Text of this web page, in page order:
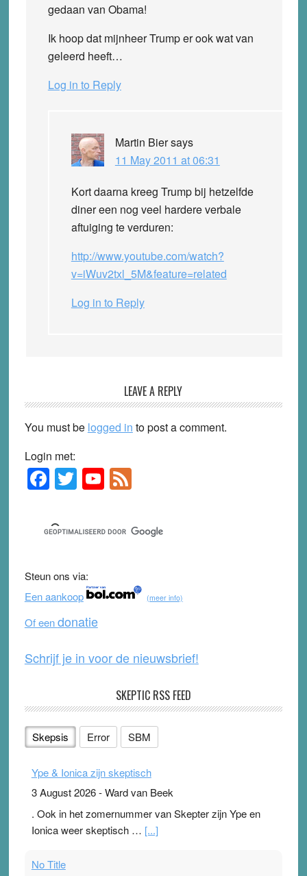
gedaan van Obama!
Ik hoop dat mijnheer Trump er ook wat van
geleerd heeft…
Log in to Reply
Martin Biersays
11 May 2011 at 06:31
Kort daarna kreeg Trump bij hetzelfde
diner een nog veel hardere verbale
aftuiging te verduren:
http://www.youtube.com/watch?
v=iWuv2txl_5M&feature=related
Log in to Reply
LEAVE A REPLY
You must be logged in to post a comment.
Login met:
Primary
Sidebar
F
a
c
e
b
o
o
k
T
wi
tt
er
Y
o
u
T
b
e
F
e
d
Steun ons via:
Een aankoop
(meer info)
Of eendonatie
Schrijf je in voor de nieuwsbrief!
SKEPTIC RSS FEED
Skepsis Error SBM
Ype & Ionica zijn skeptisch
3 August 2026-Ward van Beek
. Ook in het zomernummer van Skepter zijn Ype en
Ionica weer skeptisch … [...]
No Title